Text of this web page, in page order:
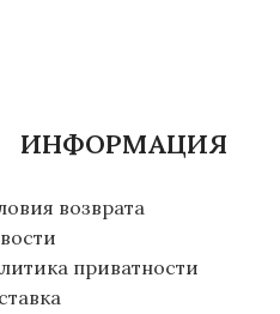
ИНФОРМАЦИЯ
возврата
приватности